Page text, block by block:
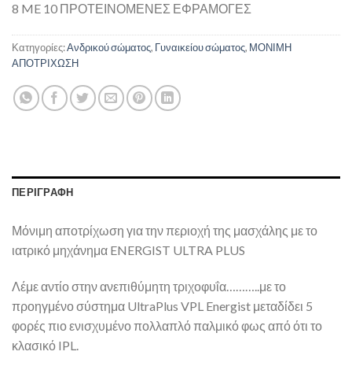
8 ME 10 ΠΡΟΤΕΙΝΟΜΕΝΕΣ ΕΦΡΑΜΟΓΕΣ
Κατηγορίες:Ανδρικού σώματος, Γυναικείου σώματος, ΜΟΝΙΜΗ
ΑΠΟΤΡΙΧΩΣΗ
ΠΕΡΙΓΡΑΦΉ
Μόνιμη αποτρίχωση για την περιοχή της μασχάλης με το
ιατρικό μηχάνημα ENERGIST ULTRA PLUS
Λέμε αντίο στην ανεπιθύμητη τριχοφυΐα………..με το
προηγμένο σύστημα UltraPlus VPL Energist μεταδίδει 5
φορές πιο ενισχυμένο πολλαπλό παλμικό φως από ότι το
κλασικό IPL.